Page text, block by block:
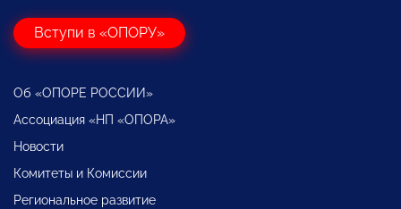
Вступи в «ОПОРУ»
Об «ОПОРЕ РОССИИ»
Ассоциация «НП «ОПОРА»
Новости
Комитеты и Комиссии
Региональное развитие